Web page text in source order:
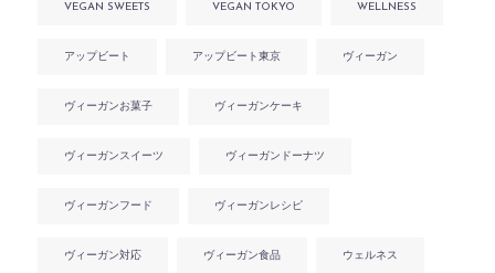
VEGAN SWEETS VEGAN TOKYO WELLNESS
アップビート アップビート東京 ヴィーガン
ヴィーガンお菓子 ヴィーガンケーキ
ヴィーガンスイーツ ヴィーガンドーナツ
ヴィーガンフード ヴィーガンレシピ
ヴィーガン対応 ヴィーガン食品 ウェルネス